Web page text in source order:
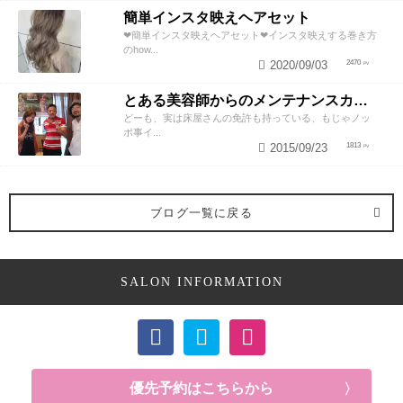
簡単インスタ映えヘアセット
❤︎簡単インスタ映えヘアセット❤︎インスタ映えする巻き方
のhow...
2470
2020/09/03
とある美容師からのメンテナンスカットのススメ
どーも、実は床屋さんの免許も持っている、もじゃノッ
ポ事イ...
1813
2015/09/23
ブログ一覧に戻る
SALON INFORMATION
優先予約はこちらから